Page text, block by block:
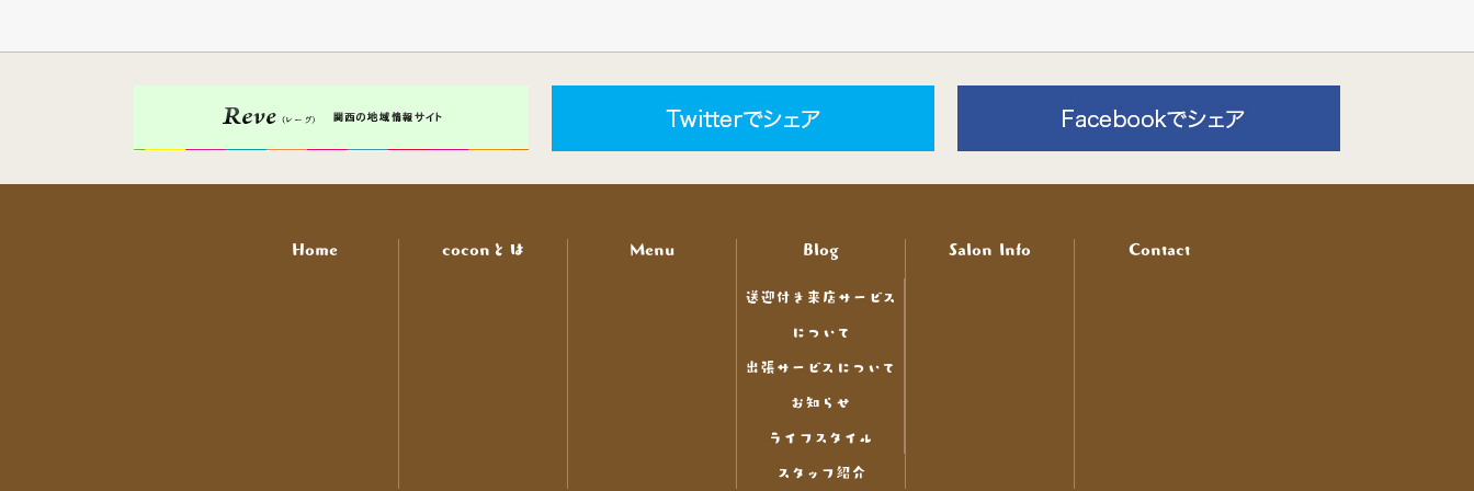
Home coconとは Menu Blog
送迎付き来店サービス
について
出張サービスについて
お知らせ
ライフスタイル
スタッフ紹介
Salon Info Contact